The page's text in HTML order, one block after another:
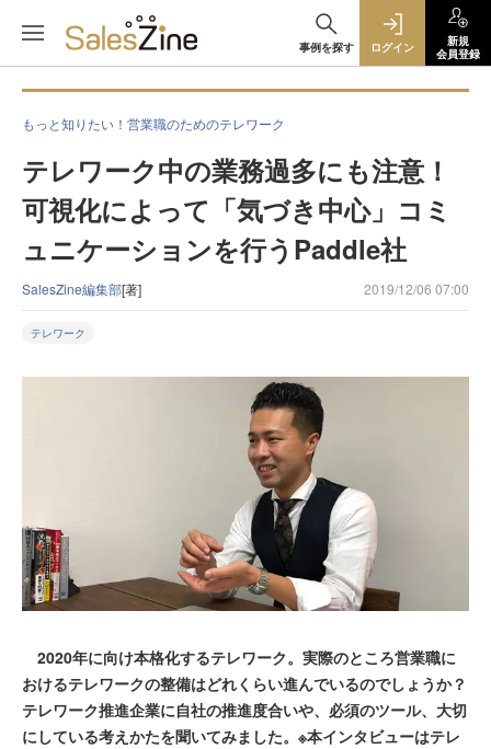
事例を探す ログイン
新規
会員登録
もっと知りたい！営業職のためのテレワーク
テレワーク中の業務過多にも注意！
可視化によって「気づき中心」コミ
ュニケーションを行うPaddle社
SalesZine編集部[著] 2019/12/06 07:00
テレワーク
2020年に向け本格化するテレワーク。実際のところ営業職に
おけるテレワークの整備はどれくらい進んでいるのでしょうか？
テレワーク推進企業に自社の推進度合いや、必須のツール、大切
にしている考えかたを聞いてみました。※本インタビューはテレ